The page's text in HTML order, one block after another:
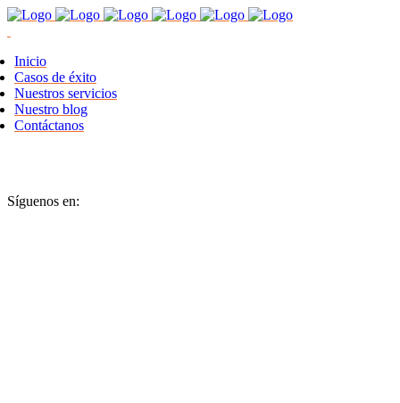
Inicio
Casos de éxito
Nuestros servicios
Nuestro blog
Contáctanos
Síguenos en: